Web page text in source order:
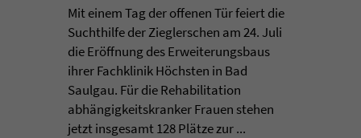
Mit einem Tag der offenen Tür feiert die
Suchthilfe der Zieglerschen am 24. Juli
die Eröffnung des Erweiterungsbaus
ihrer Fachklinik Höchsten in Bad
Saulgau. Für die Rehabilitation
abhängigkeitskranker Frauen stehen
jetzt insgesamt 128 Plätze zur ...